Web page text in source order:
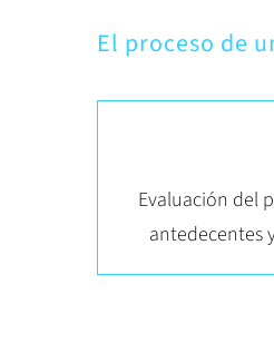
El proceso de
Evaluación del
antedecentes